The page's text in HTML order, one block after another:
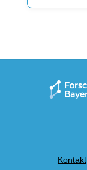
Kontakt